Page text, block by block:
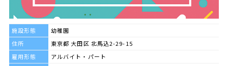
施設形態
幼稚園
住所
東京都 大田区 北馬込2-29-15
雇用形態
アルバイト・パート